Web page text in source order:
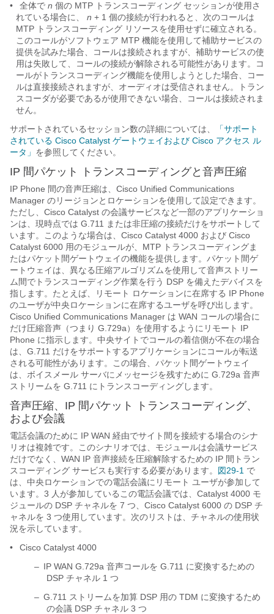
•
全体で n 個の MTP トランスコーディング セッションが使用さ
れている場合に、
n + 1 個の接続が行われると、次のコールは
MTP トランスコーディング リソースを使用せずに確立される。
このコールがソフトウェア MTP 機能を使用して補助サービスの
提供を試みた場合、コールは接続されますが、補助サービスの使
用は失敗して、コールの接続が解除される可能性があります。コ
ールがトランスコーディング機能を使用しようとした場合、コー
ルは直接接続されますが、オーディオは受信されません。トラン
スコーダが必要であるが使用できない場合、コールは接続されま
せん。
サポートされているセッション数の詳細については、
「サポート
されている Cisco Catalyst ゲートウェイおよび Cisco アクセス ル
ータ」 を参照してください。
IP 間パケット トランスコーディングと音声圧縮
IP Phone 間の音声圧縮は、Cisco Unified Communications
Manager のリージョンとロケーションを使用して設定できます。
ただし、Cisco Catalyst の会議サービスなど一部のアプリケーショ
ンは、現時点では G.711 または非圧縮の接続だけをサポートして
います。このような場合は、Cisco Catalyst 4000 および Cisco
Catalyst 6000 用のモジュールが、MTP トランスコーディングま
たはパケット間ゲートウェイの機能を提供します。パケット間ゲ
ートウェイは、異なる圧縮アルゴリズムを使用して音声ストリー
ム間でトランスコーディング作業を行う DSP を備えたデバイスを
指します。たとえば、リモート ロケーションに在席する IP Phone
のユーザが中央ロケーションに在席するユーザを呼び出します。
Cisco Unified Communications Manager は WAN コールの場合に
だけ圧縮音声（つまり G.729a）を使用するようにリモート IP
Phone に指示します。中央サイトでコールの着信側が不在の場合
は、G.711 だけをサポートするアプリケーションにコールが転送
される可能性があります。この場合、パケット間ゲートウェイ
は、ボイスメール サーバにメッセージを残すために G.729a 音声
ストリームを G.711 にトランスコーディングします。
音声圧縮、IP 間パケット トランスコーディング、
および会議
電話会議のために IP WAN 経由でサイト間を接続する場合のシナ
リオは複雑です。このシナリオでは、モジュールは会議サービス
だけでなく、WAN IP 音声接続を圧縮解除するための IP 間トラン
スコーディング サービスも実行する必要があります。 図29-1 で
は、中央ロケーションでの電話会議にリモート ユーザが参加して
います。3 人が参加しているこの電話会議では、Catalyst 4000 モ
ジュールの DSP チャネルを 7 つ、Cisco Catalyst 6000 の DSP チ
ャネルを 3 つ使用しています。次のリストは、チャネルの使用状
況を示しています。
•
Cisco Catalyst 4000
– IP WAN G.729a 音声コールを G.711 に変換するための
DSP チャネル 1 つ
– G.711 ストリームを加算 DSP 用の TDM に変換するため
の会議 DSP チャネル 3 つ